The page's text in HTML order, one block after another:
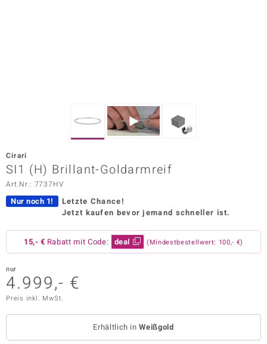
Vogue
Paraíso
Cirari
SI1 (H) Brillant-Goldarmreif
Art.Nr.: 7737HV
Nur noch 1!
Letzte Chance!
Jetzt kaufen bevor jemand schneller ist.
15,- € Rabatt mit Code: deal (Mindestbestellwert: 100,- €)
nur
4.999,- €
Preis inkl. MwSt.
Erhältlich inWeißgold